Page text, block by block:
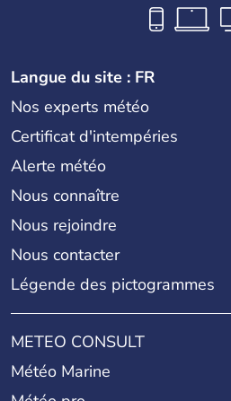
Langue du site : FR
Nos experts météo
Certificat d'intempéries
Alerte météo
Nous connaître
Nous rejoindre
Nous contacter
Légende des pictogrammes
METEO CONSULT
Météo Marine